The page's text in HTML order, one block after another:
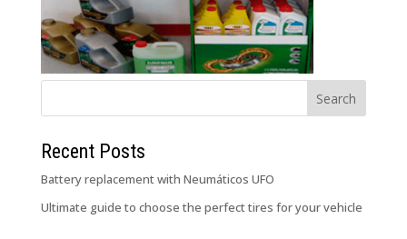
Recent Posts
Battery replacement with Neumáticos UFO
Ultimate guide to choose the perfect tires for your vehicle